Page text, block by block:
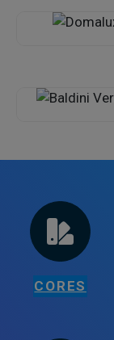
CORES